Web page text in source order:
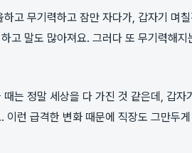
하고 무기력하고 잠만 자다가, 갑자기 며
고 말도 많아져요. 그러다 또 무기력해지
때는 정말 세상을 다 가진 것 같은데, 갑자
이런 급격한 변화 때문에 직장도 그만두